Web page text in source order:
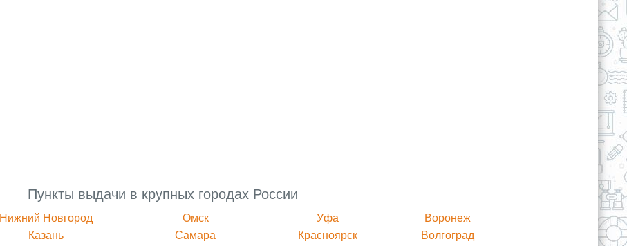
Пункты выдачи в крупных городах России
Нижний Новгород
Казань
Омск
Самара
Уфа
Красноярск
Воронеж
Волгоград